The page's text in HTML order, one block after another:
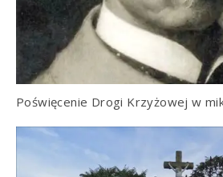
Poświęcenie Drogi Krzyżowej w